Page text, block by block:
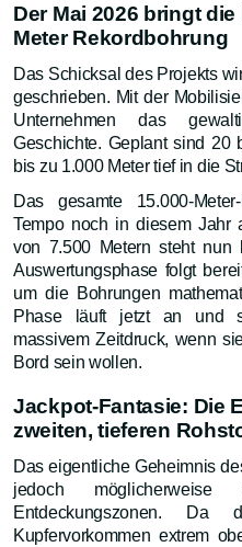
Der Mai 2026 bringt
Meter Rekordbohrung
Das Schicksal des Projekts
geschrieben. Mit der
Unternehmen das
Geschichte. Geplant sind 20
bis zu 1.000 Meter tief in die
Das gesamte 15.000-
Tempo noch in diesem Jahr
von 7.500 Metern steht nun
Auswertungsphase folgt
um die Bohrungen
Phase läuft jetzt an und
massivem Zeitdruck, wenn
Bord sein wollen.
Jackpot-Fantasie: Die
zweiten, tieferen
Das eigentliche Geheimnis
jedoch
Entdeckungszonen.
Kupfervorkommen extrem